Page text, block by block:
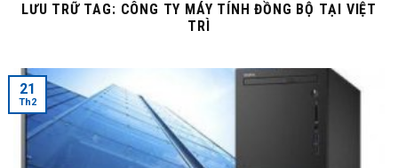
LƯU TRỮ TAG: CÔNG TY MÁY TÍNH ĐỒNG BỘ TẠI VIỆT
TRÌ
21
Th2